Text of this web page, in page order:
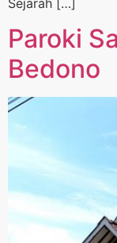
Sejarah […]
Paroki
Bedono